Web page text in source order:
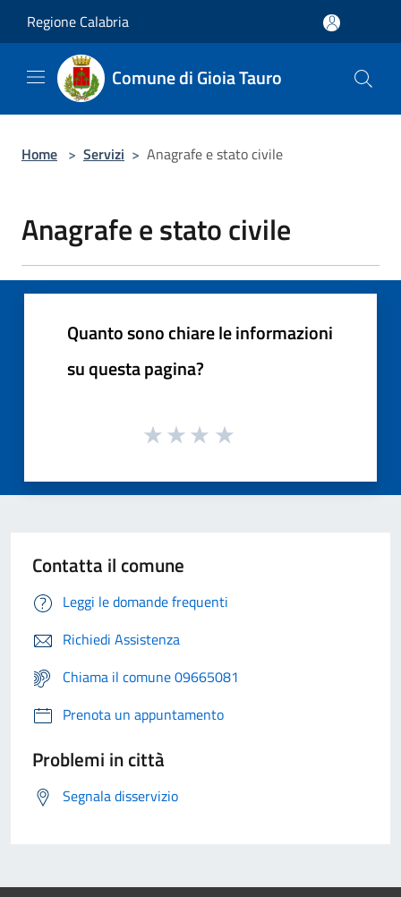
Regione Calabria
Comune di Gioia Tauro
Home > Servizi > Anagrafe e stato civile
Anagrafe e stato civile
Quanto sono chiare le informazioni
su questa pagina?
Contatta il comune
Leggi le domande frequenti
Richiedi Assistenza
Chiama il comune 09665081
Prenota un appuntamento
Problemi in città
Segnala disservizio